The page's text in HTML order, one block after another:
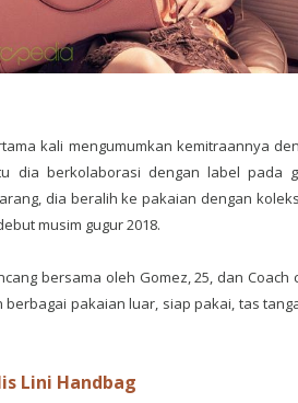
kali mengumumkan kemitraannya
dia berkolaborasi dengan label pada
dia beralih ke pakaian dengan
musim gugur 2018.
bersama oleh Gomez, 25, dan
berbagai pakaian luar, siap pakai, tas
Lini Handbag